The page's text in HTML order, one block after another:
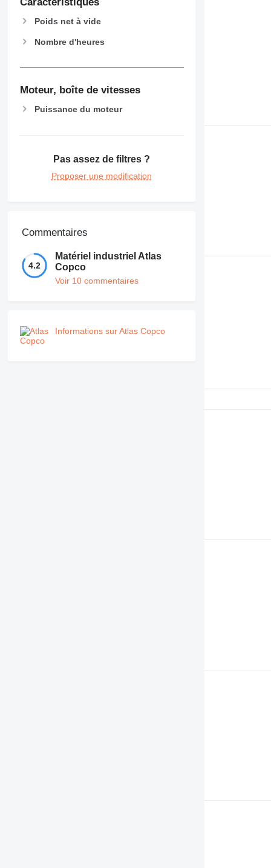
Poids net à vide
Nombre d'heures
Moteur, boîte de vitesses
Puissance du moteur
Pas assez de filtres ?
Proposer une modification
Commentaires
4.2
Matériel industriel Atlas
Copco
Voir 10 commentaires
Informations sur Atlas Copco